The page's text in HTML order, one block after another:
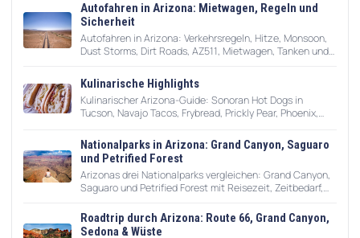
Autofahren in Arizona: Mietwagen, Regeln und
Sicherheit
Autofahren in Arizona: Verkehrsregeln, Hitze, Monsoon,
Dust Storms, Dirt Roads, AZ511, Mietwagen, Tanken und
Kulinarische Highlights
Kulinarischer Arizona-Guide: Sonoran Hot Dogs in
Tucson, Navajo Tacos, Frybread, Prickly Pear, Phoenix,
Nationalparks in Arizona: Grand Canyon, Saguaro
und Petrified Forest
Arizonas drei Nationalparks vergleichen: Grand Canyon,
Saguaro und Petrified Forest mit Reisezeit, Zeitbedarf,
Roadtrip durch Arizona: Route 66, Grand Canyon,
Sedona & Wüste